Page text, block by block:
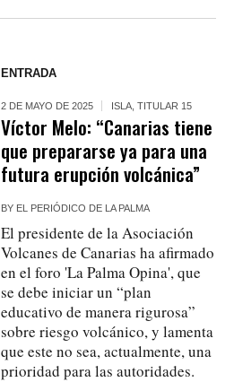
ENTRADA
2 DE MAYO DE 2025 ISLA ,TITULAR 15
Víctor Melo: “Canarias tiene
que prepararse ya para una
futura erupción volcánica”
BY EL PERIÓDICO DE LA PALMA
El presidente de la Asociación
Volcanes de Canarias ha afirmado
en el foro 'La Palma Opina', que
se debe iniciar un “plan
educativo de manera rigurosa”
sobre riesgo volcánico, y lamenta
que este no sea, actualmente, una
prioridad para las autoridades.